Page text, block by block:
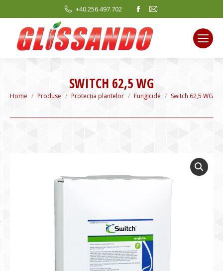
+40.256.497.702
Facebook
opens
in
new
Mail
new
SWITCH 62,5 WG
You are here:
Home Produse Protecția plantelor Fungicide Switch 62,5 WG